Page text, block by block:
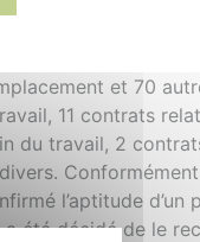
et 70
11 contrats
du travail, 2
Conformément
l’aptitude d’un
été décidé de le